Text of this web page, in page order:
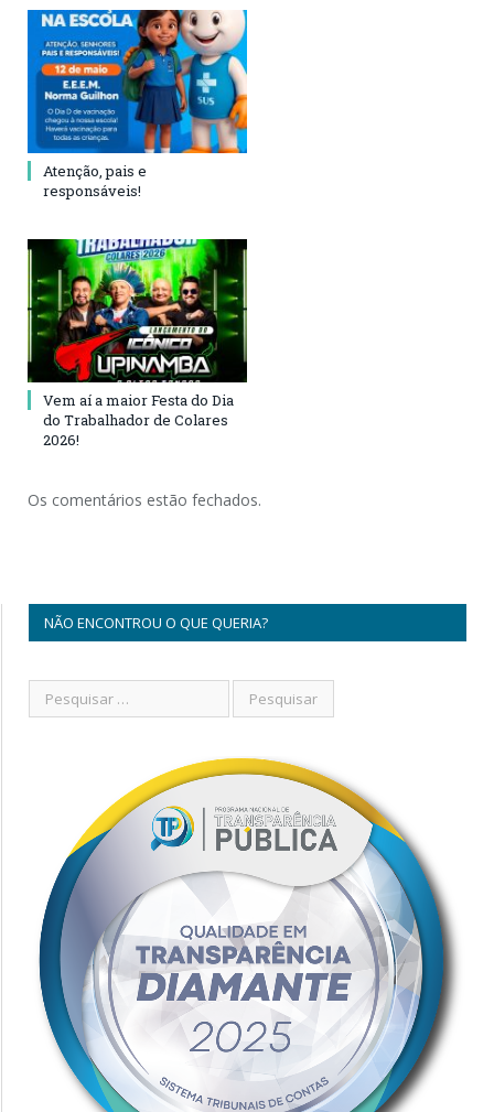
Atenção, pais e
responsáveis!
Vem aí a maior Festa do Dia
do Trabalhador de Colares
2026!
Os comentários estão fechados.
NÃO ENCONTROU O QUE QUERIA?